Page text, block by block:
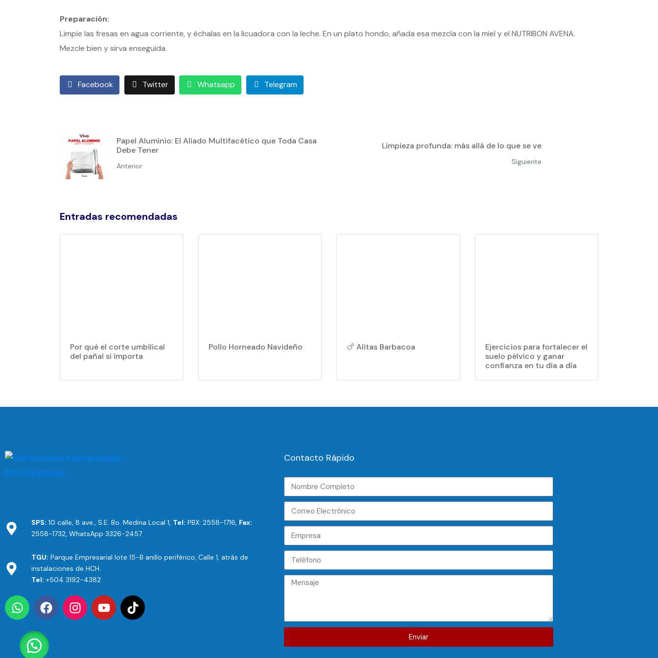
Preparación:
Limpie las fresas en agua corriente, y échalas en la licuadora con la leche. En un plato hondo, añada esa mezcla con la miel y el NUTRIBON AVENA.
Mezcle bien y sirva enseguida.
Facebook Twitter Whatsapp Telegram
Papel Aluminio: El Aliado Multifacético que Toda Casa
Debe Tener
Anterior
Limpieza profunda: más allá de lo que se ve
Siguiente
Entradas recomendadas
Por qué el corte umbilical
del pañal sí importa
Pollo Horneado Navideño 🍗 Alitas Barbacoa
Ejercicios para fortalecer el
suelo pélvico y ganar
confianza en tu día a día
SPS: 10 calle, 8 ave., S.E. Bo. Medina Local 1, Tel: PBX: 2558-1716, Fax:
2558-1732, WhatsApp 3326-2457
TGU: Parque Empresarial lote 15-B anillo periférico, Calle 1, atrás de
instalaciones de HCH.
Tel: +504 3192-4382
Contacto Rápido
Enviar